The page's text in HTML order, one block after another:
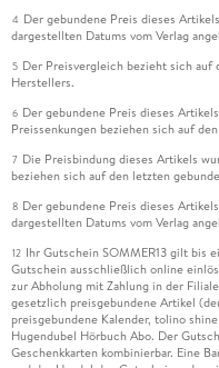
4 Der gebundene Preis dieses
dargestellten Datums vom Verlag
5 Der Preisvergleich bezieht sich
Herstellers.
6 Der gebundene Preis dieses
Preissenkungen beziehen sich auf
7 Die Preisbindung dieses Artikels
beziehen sich auf den letzten
8 Der gebundene Preis dieses
dargestellten Datums vom Verlag
12 Ihr Gutschein SOMMER13 gilt bis
Gutschein ausschließlich online
zur Abholung mit Zahlung in der
gesetzlich preisgebundene Artikel
preisgebundene Kalender, tolino
Hugendubel Hörbuch Abo. Der
Geschenkkarten kombinierbar. Eine